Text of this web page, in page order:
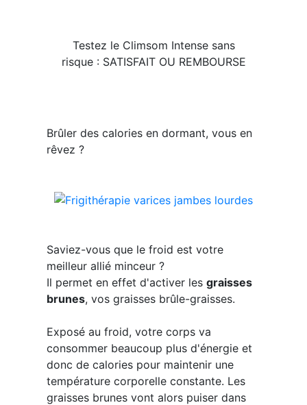
Testez le Climsom Intense sans
risque : SATISFAIT OU REMBOURSE
Brûler des calories en dormant, vous en
rêvez ?
Saviez-vous que le froid est votre
meilleur allié minceur ?
Il permet en effet d'activer les graisses
brunes, vos graisses brûle-graisses.
Exposé au froid, votre corps va
consommer beaucoup plus d'énergie et
donc de calories pour maintenir une
température corporelle constante. Les
graisses brunes vont alors puiser dans